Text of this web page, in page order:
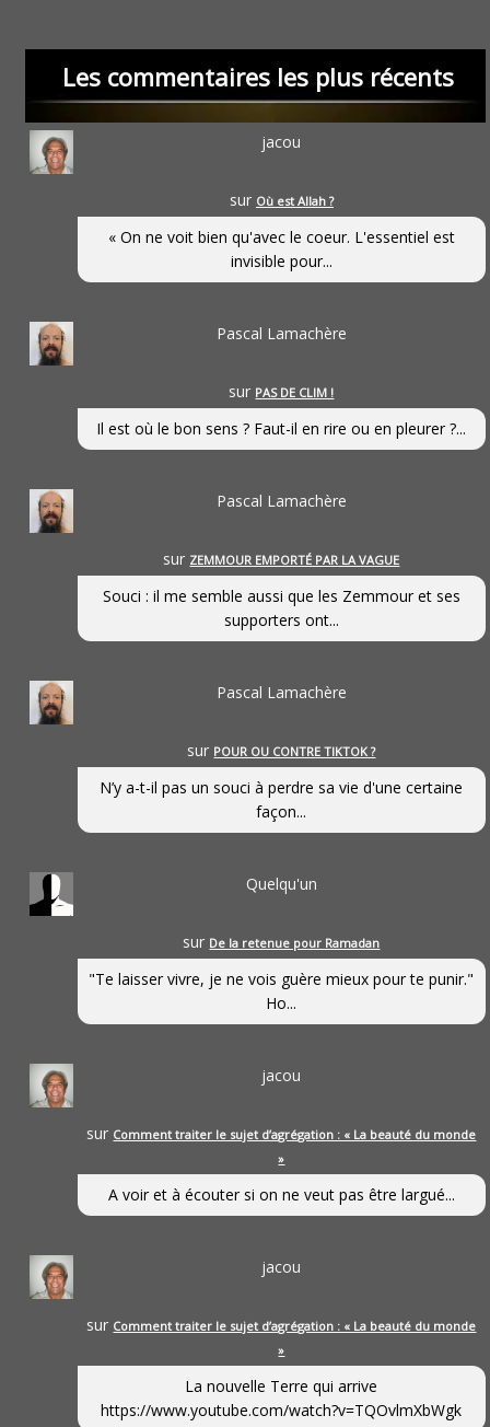
Les commentaires les plus récents
jacou
sur Où est Allah ?
« On ne voit bien qu'avec le coeur. L'essentiel est
invisible pour...
Pascal Lamachère
sur PAS DE CLIM !
Il est où le bon sens ? Faut-il en rire ou en pleurer ?...
Pascal Lamachère
sur ZEMMOUR EMPORTÉ PAR LA VAGUE
Souci : il me semble aussi que les Zemmour et ses
supporters ont...
Pascal Lamachère
sur POUR OU CONTRE TIKTOK ?
N’y a-t-il pas un souci à perdre sa vie d'une certaine
façon...
Quelqu'un
sur De la retenue pour Ramadan
"Te laisser vivre, je ne vois guère mieux pour te punir."
Ho...
jacou
sur Comment traiter le sujet d’agrégation : « La beauté du monde
»
A voir et à écouter si on ne veut pas être largué...
jacou
sur Comment traiter le sujet d’agrégation : « La beauté du monde
»
La nouvelle Terre qui arrive
https://www.youtube.com/watch?v=TQOvlmXbWgk